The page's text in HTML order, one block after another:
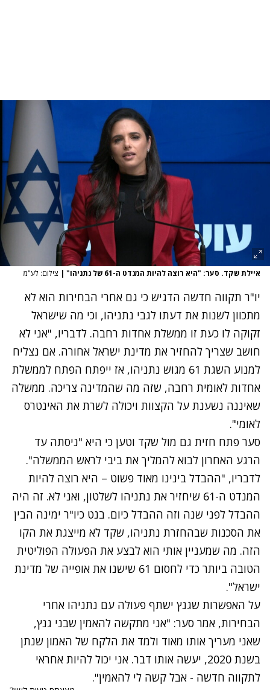
איילת שקד. סער: "היא רוצה להיות המנדט ה-61 של נתניהו" | צילום: לע"מ
יו"ר תקווה חדשה הדגיש כי גם אחרי הבחירות הוא לא
מתכוון לשנות את דעתו לגבי נתניהו, וכי מה שישראל
זקוקה לו כעת זו ממשלת אחדות רחבה. לדבריו, "אני לא
חושב שצריך להחזיר את מדינת ישראל אחורה. אם נצליח
למנוע השגת 61 מגוש נתניהו, אז ייפתח הפתח לממשלת
אחדות לאומית רחבה, שזה מה שהמדינה צריכה. ממשלה
שאיננה נשענת על הקצוות ויכולה לשרת את האינטרס
לאומי".
סער פתח חזית גם מול שקד וטען כי היא "ניסתה עד
הרגע האחרון לבוא להמליך את ביבי לראש הממשלה".
לדבריו, "ההבדל בינינו מאוד פשוט – היא רוצה להיות
המנדט ה-61 שיחזיר את נתניהו לשלטון, ואני לא. זה היה
ההבדל לפני שנה וזה ההבדל כיום. בנט כיו"ר ימינה הבין
את הסכנות שבהחזרת נתניהו, שקד לא מייצגת את הקו
הזה. מה שמעניין אותי הוא לבצע את הפעולה הפוליטית
הטובה ביותר כדי לחסום 61 שישנו את אופייה של מדינת
ישראל".
על האפשרות שגנץ ישתף פעולה עם נתניהו אחרי
הבחירות, אמר סער: "אני מתקשה להאמין שבני גנץ,
שאני מעריך אותו מאוד ולמד את הלקח של האמון שנתן
בשנת 2020, יעשה אותו דבר. אני יכול להיות אחראי
לתקווה חדשה - אבל קשה לי להאמין".